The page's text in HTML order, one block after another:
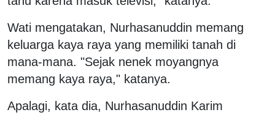
Wati mengatakan, Nurhasanuddin memang
keluarga kaya raya yang memiliki tanah di
mana-mana. "Sejak nenek moyangnya
memang kaya raya," katanya.
Apalagi, kata dia, Nurhasanuddin Karim